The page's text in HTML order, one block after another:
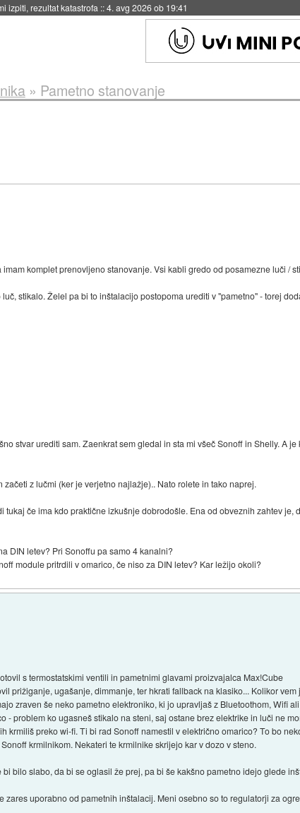
večkratno uporabo::4. avg 2026 ob 19:41
» Pametno stanovanje
komplet prenovljeno stanovanje. Vsi kabli gredo od posamezne luči /
stikalo. Želel pa bi to inštalacijo postopoma urediti v "pametno" - torej
stvar urediti sam. Zaenkrat sem gledal in sta mi všeč Sonoff in Shelly. A
z lučmi (ker je verjetno najlažje).. Nato rolete in tako naprej.
tukaj če ima kdo praktične izkušnje dobrodošle. Ena od obveznih zahtev je,
DIN letev? Pri Sonoffu pa samo 4 kanalni?
module pritrdili v omarico, če niso za DIN letev? Kar ležijo okoli?
s termostatskimi ventili in pametnimi glavami proizvajalca Max!Cube
prižiganje, ugašanje, dimmanje, ter hkrati fallback na klasiko... Kolikor
zraven še neko pametno elektroniko, ki jo upravljaš z Bluetoothom, Wifi
- problem ko ugasneš stikalo na steni, saj ostane brez elektrike in luči ne
krmiliš preko wi-fi. Ti bi rad Sonoff namestil v električno omarico? To bo
krmilnikom. Nekateri te krmilnike skrijejo kar v dozo v steno.
bilo slabo, da bi se oglasil že prej, pa bi še kakšno pametno idejo glede
zares uporabno od pametnih inštalacij. Meni osebno so to regulatorji za